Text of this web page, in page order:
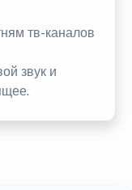
тв-каналов
звук и